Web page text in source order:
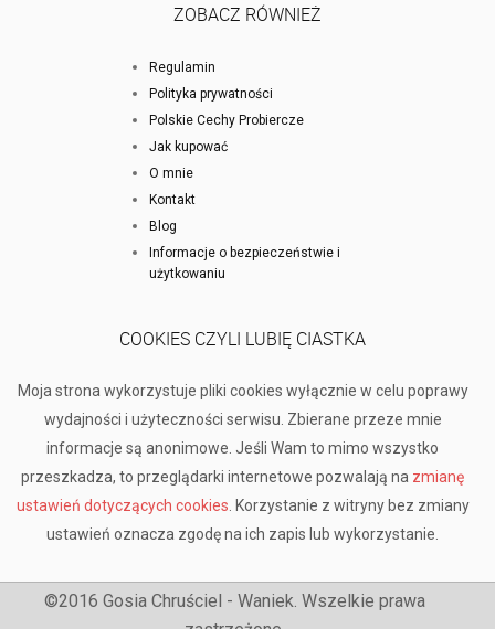
ZOBACZ RÓWNIEŻ
Regulamin
Polityka prywatności
Polskie Cechy Probiercze
Jak kupować
O mnie
Kontakt
Blog
Informacje o bezpieczeństwie i
użytkowaniu
COOKIES CZYLI LUBIĘ CIASTKA
Moja strona wykorzystuje pliki cookies wyłącznie w celu poprawy
wydajności i użyteczności serwisu. Zbierane przeze mnie
informacje są anonimowe. Jeśli Wam to mimo wszystko
przeszkadza, to przeglądarki internetowe pozwalają na zmianę
ustawień dotyczących cookies . Korzystanie z witryny bez zmiany
ustawień oznacza zgodę na ich zapis lub wykorzystanie.
©2016 Gosia Chruściel - Waniek. Wszelkie prawa